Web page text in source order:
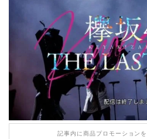
記事内に商品プロモーション